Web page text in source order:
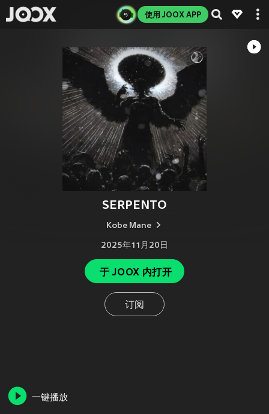
使用 JOOX APP
SERPENTO
Kobe Mane
2025年11月20日
于 JOOX 内打开
订阅
一键播放